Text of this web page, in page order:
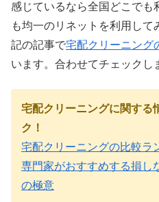
感じているなら全国どこでも
も均一のリネットを利用し
記の記事で宅配クリーニング
います。合わせてチェックし
宅配クリーニングに関する
ク！
宅配クリーニングの比較ラ
専門家がおすすめする損し
の極意